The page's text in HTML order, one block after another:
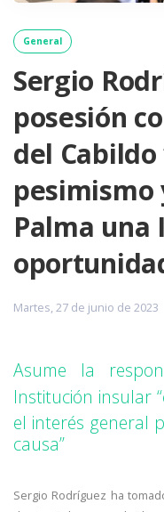
General
Sergio
posesión
del
pesimismo
Palma una
Martes, 27 de junio de 2023
Asume la
Institución insular
el interés general
causa”
Sergio Rodríguez ha